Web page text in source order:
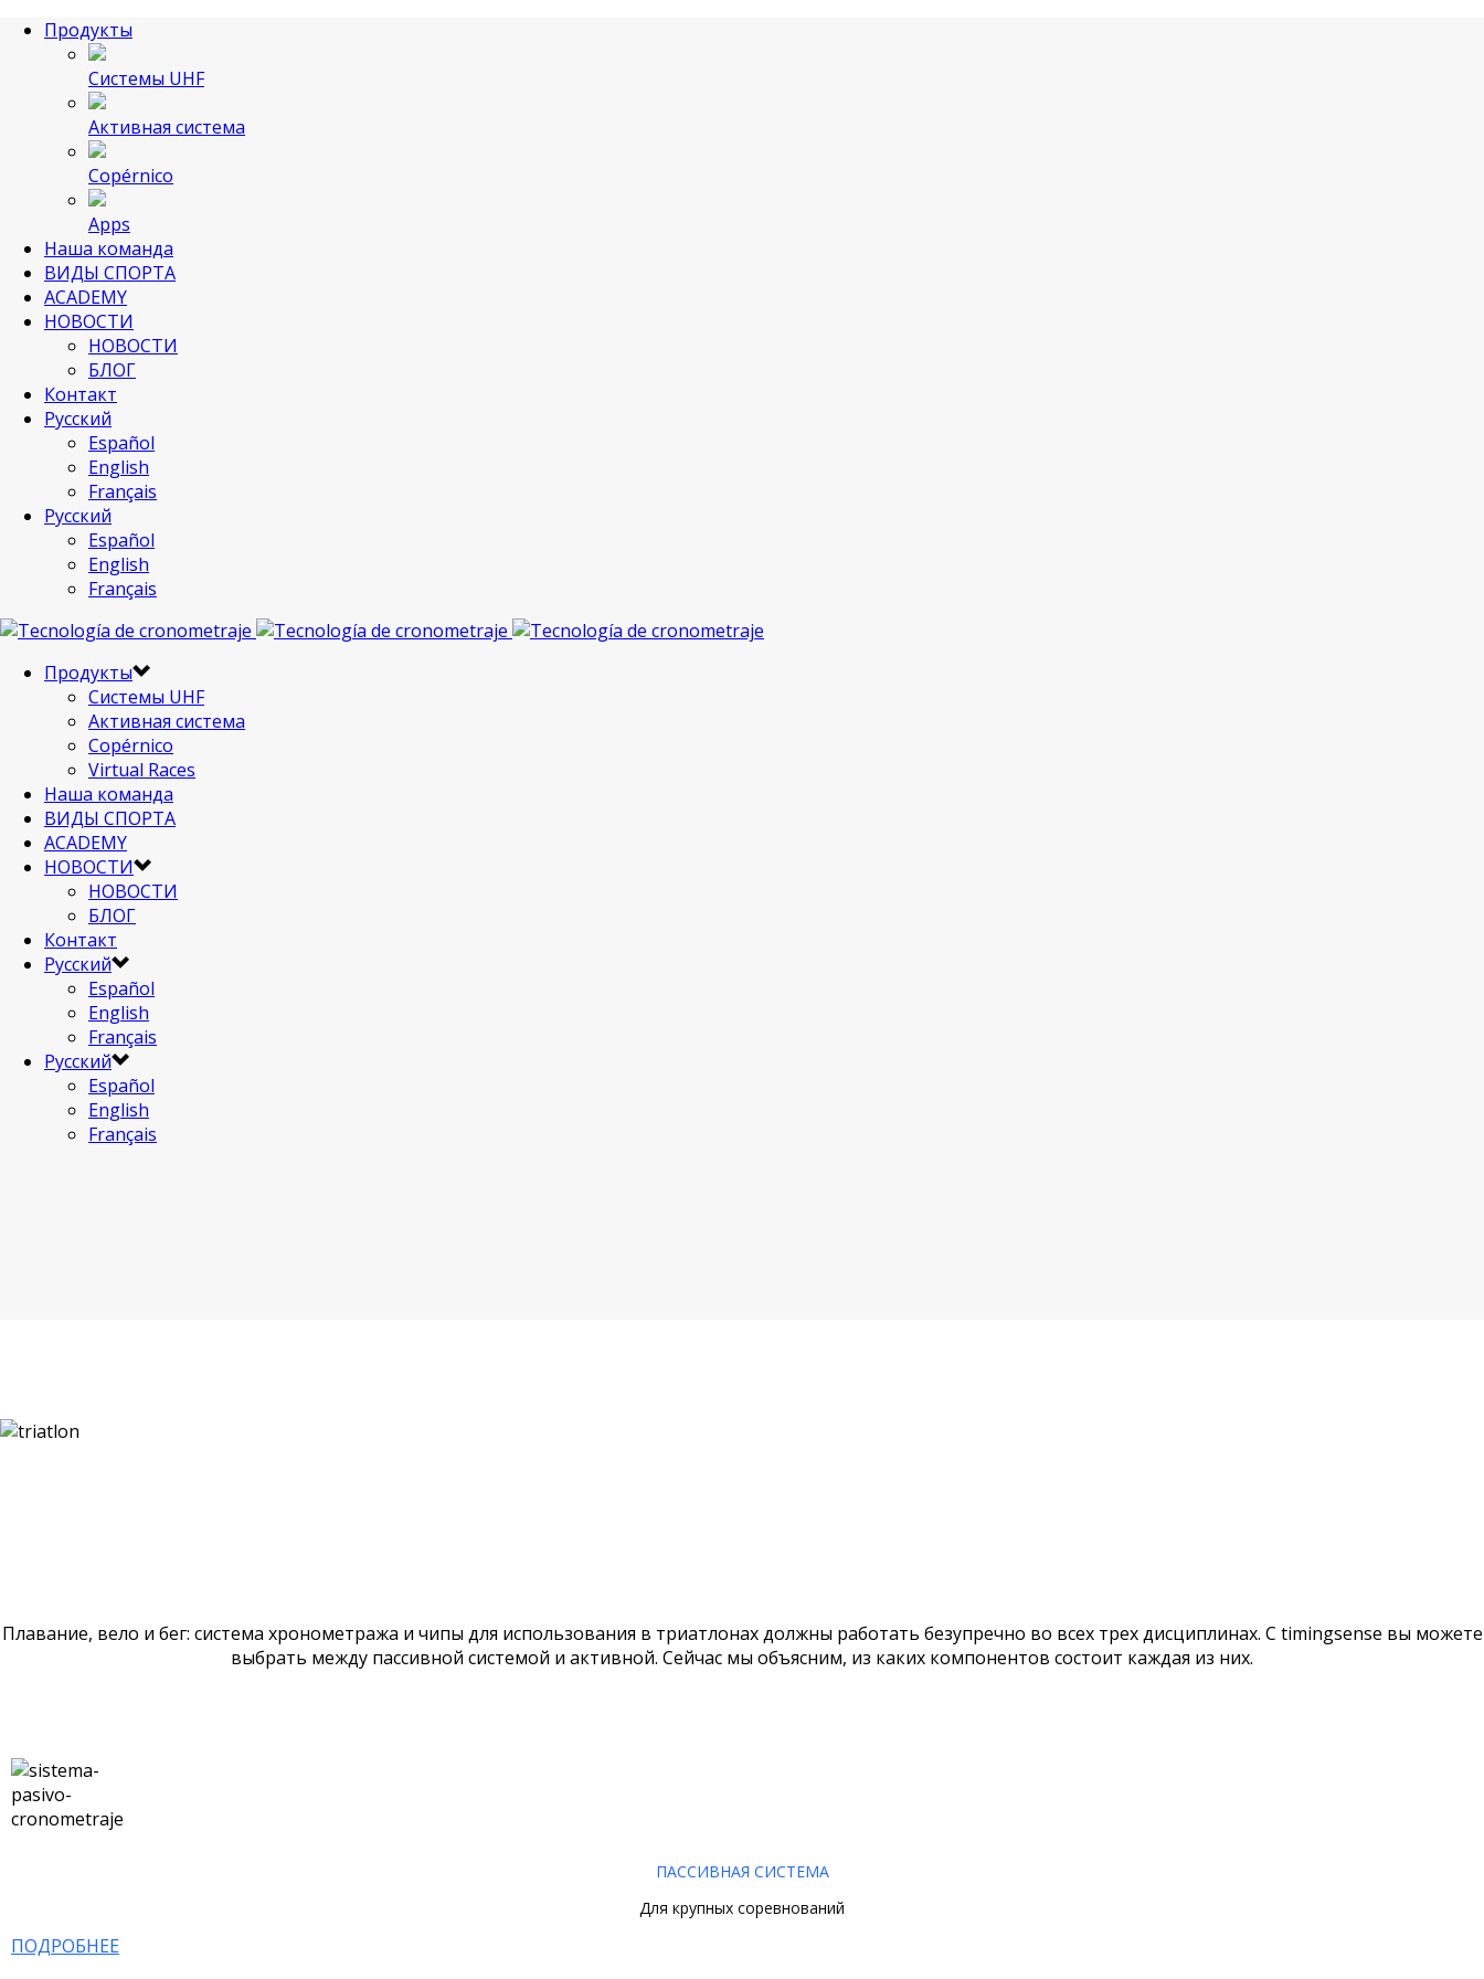
Продукты
Системы UHF
Активная система
Copérnico
Apps
Наша команда
ВИДЫ СПОРТА
ACADEMY
НОВОСТИ
НОВОСТИ
БЛОГ
Контакт
Русский
Español
English
Français
Русский
Español
English
Français
Продукты
Системы UHF
Активная система
Copérnico
Virtual Races
Наша команда
ВИДЫ СПОРТА
ACADEMY
НОВОСТИ
НОВОСТИ
БЛОГ
Контакт
Русский
Español
English
Français
Русский
Español
English
Français
Плавание, вело и бег: система хронометража и чипы для использования в триатлонах должны работать безупречно во всех трех дисциплинах. С timingsense вы можете
выбрать между пассивной системой и активной. Сейчас мы объясним, из каких компонентов состоит каждая из них.
ПАССИВНАЯ СИСТЕМА
Для крупных соревнований
ПОДРОБНЕЕ